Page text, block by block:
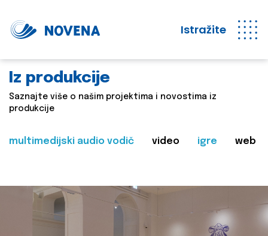
Istražite
Iz produkcije
Saznajte više o našim projektima i novostima iz
produkcije
multimedijski audio vodič video igre web